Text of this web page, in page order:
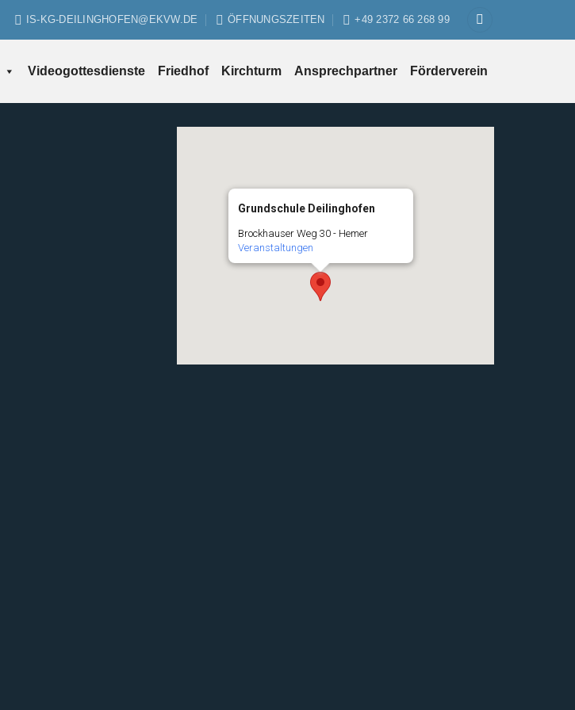
IS-KG-DEILINGHOFEN@EKVW.DE ÖFFNUNGSZEITEN +49 2372 66 268 99
Videogottesdienste Friedhof Kirchturm Ansprechpartner Förderverein
Grundschule Deilinghofen
Brockhauser Weg 30 - Hemer
Veranstaltungen